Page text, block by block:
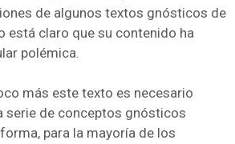
de algunos textos gnósticos de
está claro que su contenido ha
polémica.
más este texto es necesario
serie de conceptos gnósticos
para la mayoría de los